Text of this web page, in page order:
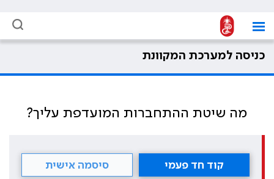
כניסה למערכת המקוונת
מה שיטת ההתחברות המועדפת עליך?
קוד חד פעמי סיסמה אישית